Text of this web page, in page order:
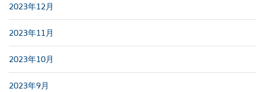
2023年12月
2023年11月
2023年10月
2023年9月